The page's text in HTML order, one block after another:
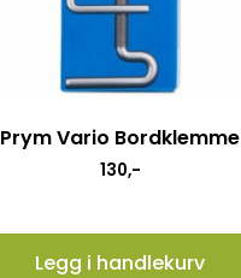
Prym Vario Bordklemme
130,-
Legg i handlekurv